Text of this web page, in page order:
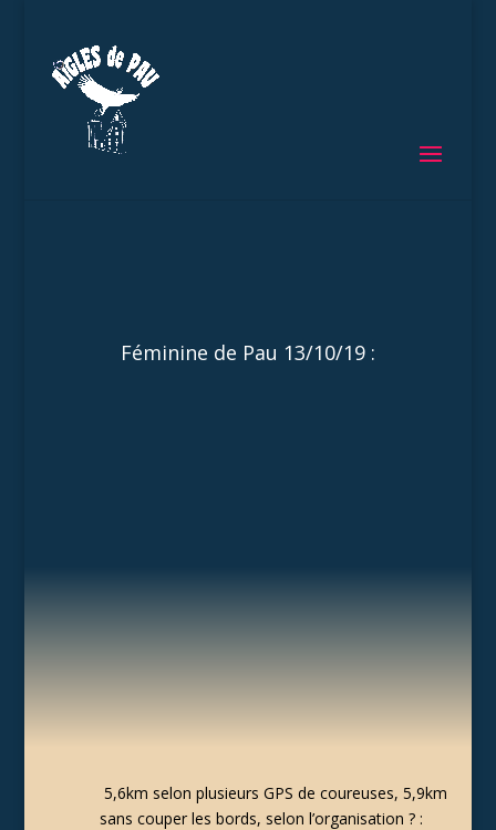
Féminine de Pau 13/10/19 :
5,6km selon plusieurs GPS de coureuses, 5,9km
sans couper les bords, selon l’organisation ? :